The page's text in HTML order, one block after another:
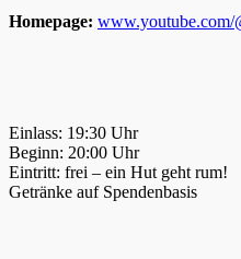
Homepage: www.youtube.com/
Einlass: 19:30 Uhr
Beginn: 20:00 Uhr
Eintritt: frei – ein Hut geht rum!
Getränke auf Spendenbasis